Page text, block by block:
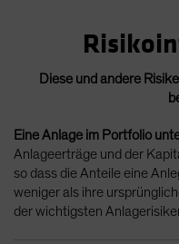
Diese und andere
Eine Anlage im Portfolio
Anlageerträge und der
so dass die Anteile eine
weniger als ihre
der wichtigsten